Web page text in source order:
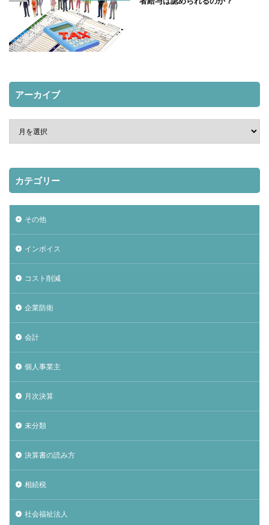
アーカイブ
カテゴリー
その他
インボイス
コスト削減
企業防衛
会計
個人事業主
月次決算
未分類
決算書の読み方
相続税
社会福祉法人